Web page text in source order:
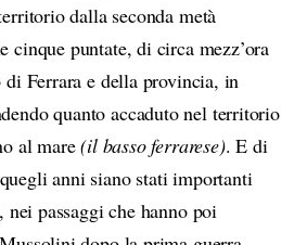
dalla seconda metà
cinque puntate, di circa mezz’ora
di Ferrara e della provincia, in
quanto accaduto nel territorio
al mare(il basso ferrarese). E di
anni siano stati importanti
passaggi che hanno poi